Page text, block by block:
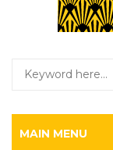
MAIN MENU